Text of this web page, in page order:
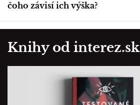
čoho závisí ich výška?
Knihy od interez.sk